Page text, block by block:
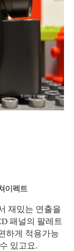
이펙트
재밌는 연출을
패널의 팔레트
하게 적용가능
있고요.